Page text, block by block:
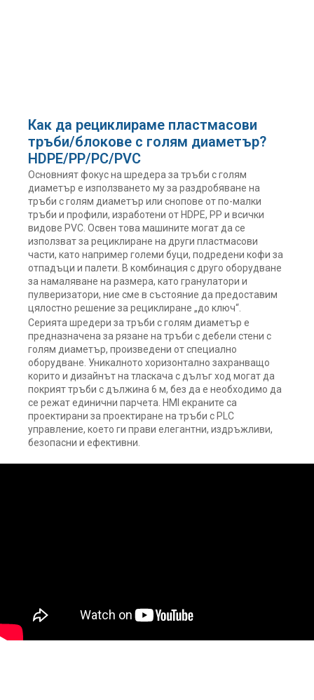
Как да рециклираме пластмасови
тръби/блокове с голям диаметър?
HDPE/PP/PC/PVC
Основният фокус на шредера за тръби с голям
диаметър е използването му за раздробяване на
тръби с голям диаметър или снопове от по-малки
тръби и профили, изработени от HDPE, PP и всички
видове PVC. Освен това машините могат да се
използват за рециклиране на други пластмасови
части, като например големи буци, подредени кофи за
отпадъци и палети. В комбинация с друго оборудване
за намаляване на размера, като гранулатори и
пулверизатори, ние сме в състояние да предоставим
цялостно решение за рециклиране „до ключ“.
Серията шредери за тръби с голям диаметър е
предназначена за рязане на тръби с дебели стени с
голям диаметър, произведени от специално
оборудване. Уникалното хоризонтално захранващо
корито и дизайнът на тласкача с дълъг ход могат да
покрият тръби с дължина 6 м, без да е необходимо да
се режат единични парчета. HMI екраните са
проектирани за проектиране на тръби с PLC
управление, което ги прави елегантни, издръжливи,
безопасни и ефективни.